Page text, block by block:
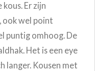
Er zijn
ook wel point
puntig omhoog. De
Het is een eye
langer. Kousen met